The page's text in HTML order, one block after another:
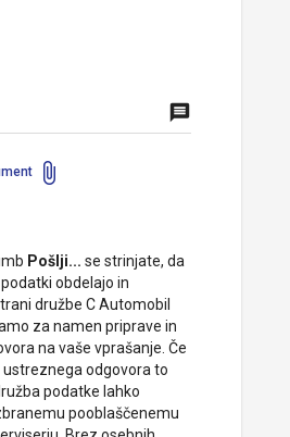
message
attach_file
Pošlji... se strinjate, da
obdelajo in
družbe C Automobil
za namen priprave in
na vaše vprašanje. Če
ustreznega odgovora to
podatke lahko
pooblaščenemu